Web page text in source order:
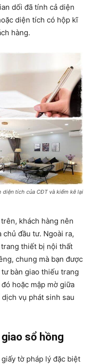
dối đã tính cả diện
diện tích có hộp kĩ
hàng.
diện tích của CĐT và kiểm kê lại
khách hàng nên
đầu tư. Ngoài ra,
thiết bị nội thất
chung mà bạn được
bàn giao thiếu trang
hoặc mập mờ giữa
vụ phát sinh sau
sổ hồng
tờ pháp lý đặc biệt